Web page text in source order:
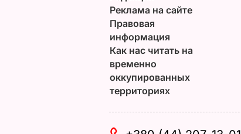
Реклама на сайте
Правовая
информация
Как нас читать на
временно
оккупированных
территориях